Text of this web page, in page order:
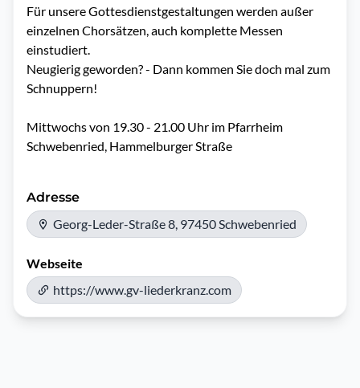
Für unsere Gottesdienstgestaltungen werden außer
einzelnen Chorsätzen, auch komplette Messen
einstudiert.
Neugierig geworden? - Dann kommen Sie doch mal zum
Schnuppern!
Mittwochs von 19.30 - 21.00 Uhr im Pfarrheim
Schwebenried, Hammelburger Straße
Adresse
Georg-Leder-Straße 8, 97450 Schwebenried
Webseite
https://www.gv-liederkranz.com